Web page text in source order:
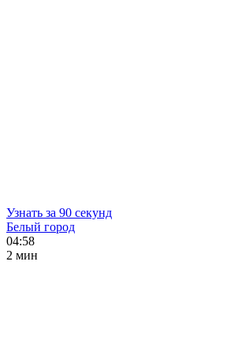
Узнать за 90 секунд
Белый город
04:58
2 мин